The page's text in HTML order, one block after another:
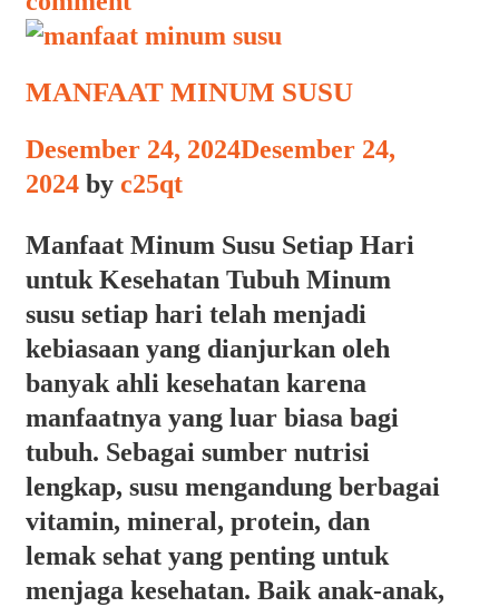
MANFAAT MINUM SUSU
Desember 24, 2024Desember 24,
2024 by c25qt
Manfaat Minum Susu Setiap Hari
untuk Kesehatan Tubuh Minum
susu setiap hari telah menjadi
kebiasaan yang dianjurkan oleh
banyak ahli kesehatan karena
manfaatnya yang luar biasa bagi
tubuh. Sebagai sumber nutrisi
lengkap, susu mengandung berbagai
vitamin, mineral, protein, dan
lemak sehat yang penting untuk
menjaga kesehatan. Baik anak-anak,